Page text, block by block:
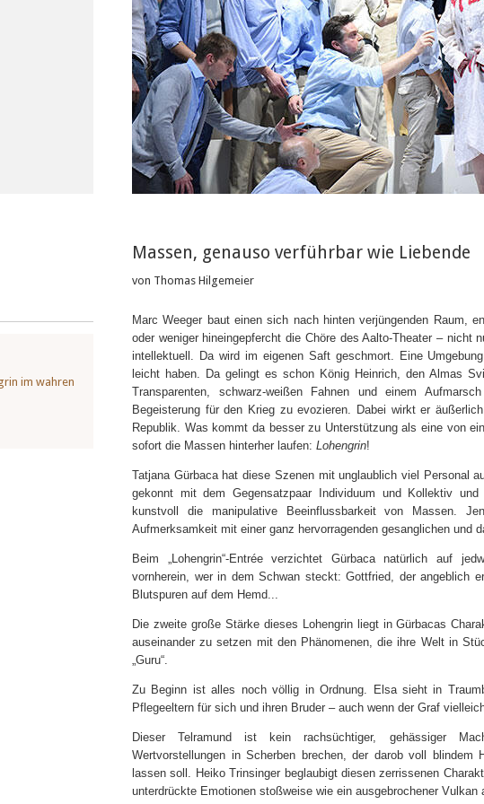
Massen, genauso verführbar wie Liebende
von Thomas Hilgemeier
Marc Weeger baut einen sich nach hinten verjüngenden Raum,
oder weniger hineingepfercht die Chöre des Aalto-Theater – nicht
intellektuell. Da wird im eigenen Saft geschmort. Eine
leicht haben. Da gelingt es schon König Heinrich, den Almas
Transparenten, schwarz-weißen Fahnen und einem
Begeisterung für den Krieg zu evozieren. Dabei wirkt er
Republik. Was kommt da besser zu Unterstützung als eine von
sofort die Massen hinterher laufen: Lohengrin!
Tatjana Gürbaca hat diese Szenen mit unglaublich viel Personal
gekonnt mit dem Gegensatzpaar Individuum und Kollektiv
kunstvoll die manipulative Beeinflussbarkeit von Massen.
Aufmerksamkeit mit einer ganz hervorragenden gesanglichen und
Beim „Lohengrin“-Entrée verzichtet Gürbaca natürlich auf
vornherein, wer in dem Schwan steckt: Gottfried, der angeblich
Blutspuren auf dem Hemd...
Die zweite große Stärke dieses Lohengrin liegt in Gürbacas
auseinander zu setzen mit den Phänomenen, die ihre Welt in
„Guru“.
Zu Beginn ist alles noch völlig in Ordnung. Elsa sieht in
Pflegeeltern für sich und ihren Bruder – auch wenn der Graf
Dieser Telramund ist kein rachsüchtiger, gehässiger
Wertvorstellungen in Scherben brechen, der darob voll
lassen soll. Heiko Trinsinger beglaubigt diesen zerrissenen
unterdrückte Emotionen stoßweise wie ein ausgebrochener Vulkan
im wahren